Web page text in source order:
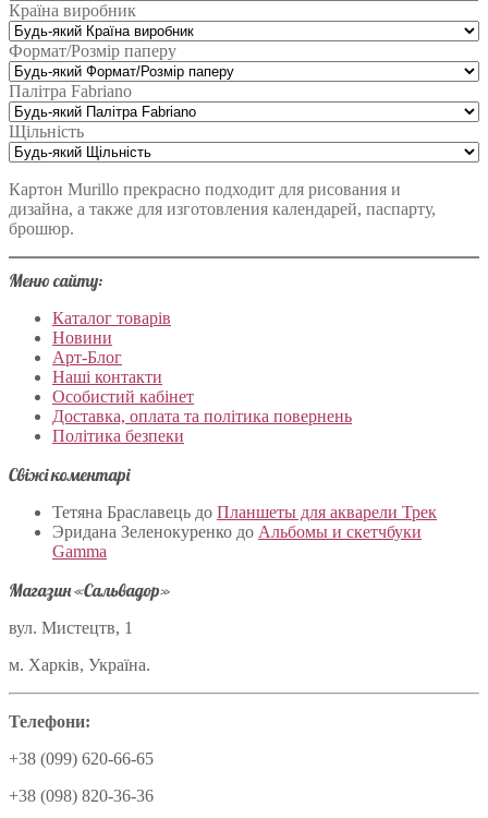
Країна виробник
Формат/Розмір паперу
Палітра Fabriano
Щільність
Картон Murillo прекрасно подходит для рисования и
дизайна, а также для изготовления календарей, паспарту,
брошюр.
Меню сайту:
Каталог товарів
Новини
Арт-Блог
Наші контакти
Особистий кабінет
Доставка, оплата та політика повернень
Політика безпеки
Свіжі коментарі
Тетяна Браславець до Планшеты для акварели Трек
Эридана Зеленокуренко до Альбомы и скетчбуки
Gamma
Магазин «Сальвадор»
вул. Мистецтв, 1
м. Харків, Україна.
Телефони:
+38 (099) 620-66-65
+38 (098) 820-36-36